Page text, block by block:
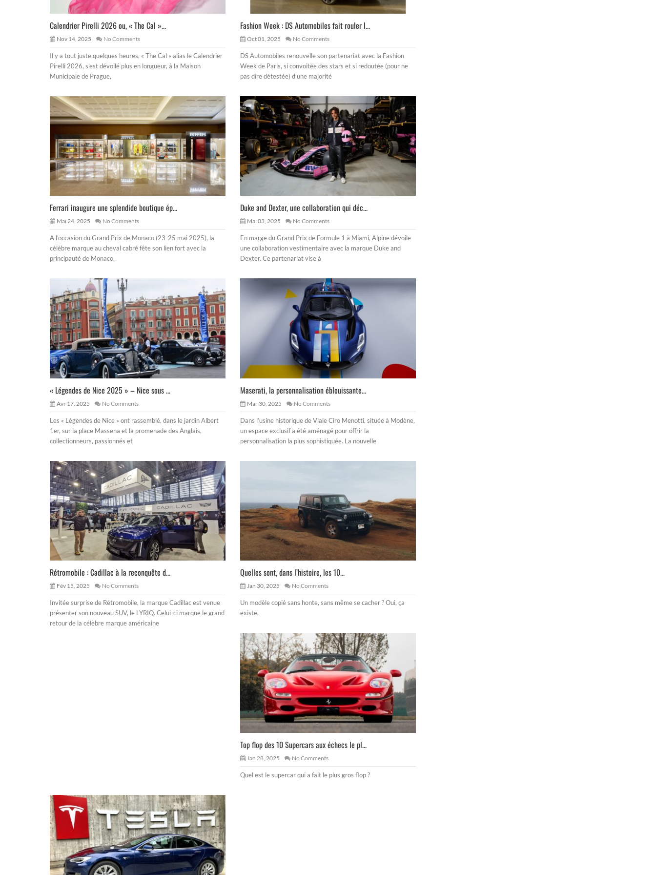
Calendrier Pirelli 2026 ou, « The Cal »...
Nov 14, 2025 No Comments
Il y a tout juste quelques heures, « The Cal » alias le Calendrier
Pirelli 2026, s’est dévoilé plus en longueur, à la Maison
Municipale de Prague,
Fashion Week : DS Automobiles fait rouler l...
Oct 01, 2025 No Comments
DS Automobiles renouvelle son partenariat avec la Fashion
Week de Paris, si convoitée des stars et si redoutée (pour ne
pas dire détestée) d’une majorité
Ferrari inaugure une splendide boutique ép...
Mai 24, 2025 No Comments
A l’occasion du Grand Prix de Monaco (23-25 mai 2025), la
célèbre marque au cheval cabré fête son lien fort avec la
principauté de Monaco.
Duke and Dexter, une collaboration qui déc...
Mai 03, 2025 No Comments
En marge du Grand Prix de Formule 1 à Miami, Alpine dévoile
une collaboration vestimentaire avec la marque Duke and
Dexter. Ce partenariat vise à
« Légendes de Nice 2025 » – Nice sous ...
Avr 17, 2025 No Comments
Les « Légendes de Nice » ont rassemblé, dans le jardin Albert
1er, sur la place Massena et la promenade des Anglais,
collectionneurs, passionnés et
Maserati, la personnalisation éblouissante...
Mar 30, 2025 No Comments
Dans l’usine historique de Viale Ciro Menotti, située à Modène,
un espace exclusif a été aménagé pour offrir la
personnalisation la plus sophistiquée. La nouvelle
Rétromobile : Cadillac à la reconquête d...
Fév 15, 2025 No Comments
Invitée surprise de Rétromobile, la marque Cadillac est venue
présenter son nouveau SUV, le LYRIQ. Celui-ci marque le grand
retour de la célèbre marque américaine
Quelles sont, dans l’histoire, les 10...
Jan 30, 2025 No Comments
Un modèle copié sans honte, sans même se cacher ? Oui, ça
existe.
Top flop des 10 Supercars aux échecs le pl...
Jan 28, 2025 No Comments
Quel est le supercar qui a fait le plus gros flop ?